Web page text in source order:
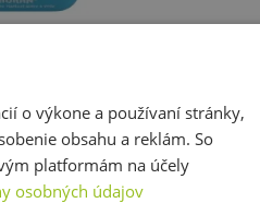
1,45 €
skladom
o výkone a používaní stránky,
obsahu a reklám. So
platformám na účely
osobných údajov